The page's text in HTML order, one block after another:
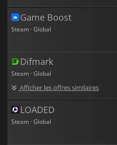
Game Boost
Steam · Global
Difmark
Steam · Global
Afficher les offres similaires
LOADED
Steam · Global